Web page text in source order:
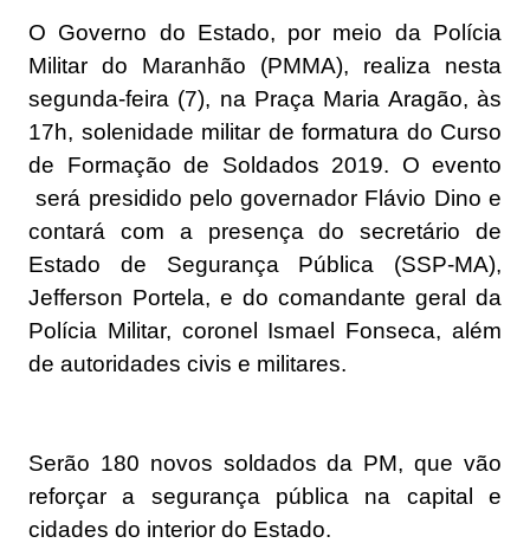
O Governo do Estado, por meio da Polícia
Militar do Maranhão (PMMA), realiza nesta
segunda-feira (7), na Praça Maria Aragão, às
17h, solenidade militar de formatura do Curso
de Formação de Soldados 2019. O evento
será presidido pelo governador Flávio Dino e
contará com a presença do secretário de
Estado de Segurança Pública (SSP-MA),
Jefferson Portela, e do comandante geral da
Polícia Militar, coronel Ismael Fonseca, além
de autoridades civis e militares.
Serão 180 novos soldados da PM, que vão
reforçar a segurança pública na capital e
cidades do interior do Estado.